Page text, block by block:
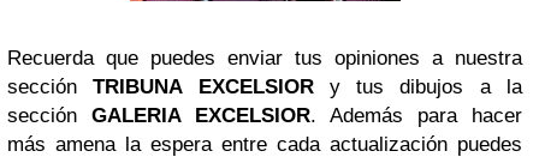
Recuerda que puedes enviar tus opiniones a nuestra
secciónTRIBUNA EXCELSIORy tus dibujos a la
sección GALERIA EXCELSIOR. Además para hacer
más amena la espera entre cada actualización puedes